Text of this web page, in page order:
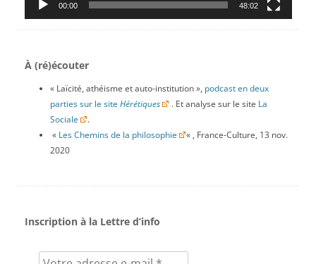
00:00 48:02
À (ré)écouter
« Laïcité, athéisme et auto-institution », podcast en deux
parties sur le site Hérétiques . Et analyse sur le site La
Sociale
.
« Les Chemins de la philosophie
« , France-Culture, 13 nov.
2020
Inscription à la Lettre d’info